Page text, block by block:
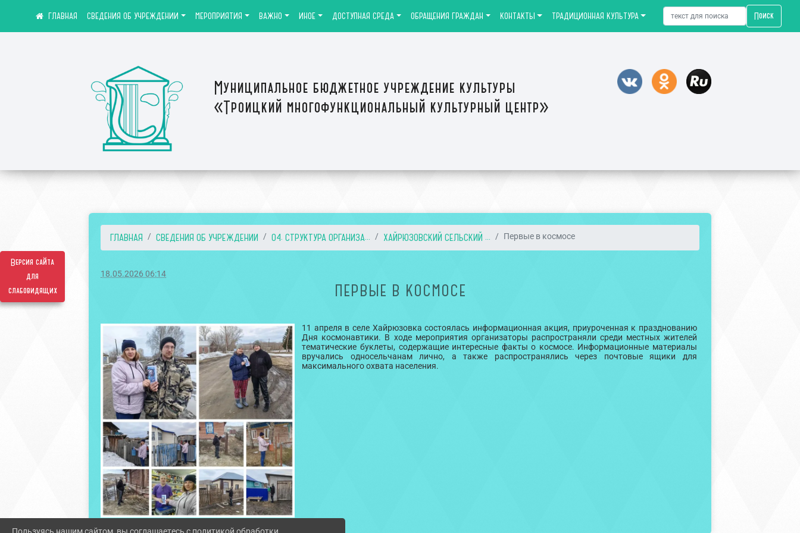
Версия сайта
для
слабовидящих
Муниципальное бюджетное учреждение культуры
«Троицкий многофункциональный культурный центр»
СВЕДЕНИЯ ОБ УЧРЕЖДЕНИИ МЕРОПРИЯТИЯ ВАЖНО ИНОЕ ДОСТУПНАЯ СРЕДА ОБРАЩЕНИЯ ГРАЖДАН КОНТАКТЫ ТРАДИЦИОННАЯ КУЛЬТУРА Поиск
ГЛАВНАЯ СВЕДЕНИЯ ОБ УЧРЕЖДЕНИИ 04. СТРУКТУРА ОРГАНИЗА... ХАЙРЮЗОВСКИЙ СЕЛЬСКИЙ ... Первые в космосе
18.05.2026 06:14
ПЕРВЫЕ В КОСМОСЕ
11 апреля в селе Хайрюзовка состоялась информационная акция, приуроченная к празднованию
Дня космонавтики. В ходе мероприятия организаторы распространяли среди местных жителей
тематические буклеты, содержащие интересные факты о космосе. Информационные материалы
вручались односельчанам лично, а также распространялись через почтовые ящики для
максимального охвата населения.